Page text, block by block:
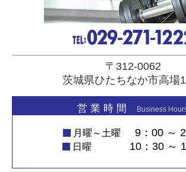
〒312-0062
茨城県ひたちなか市高場
営 業 時 間 Business
月曜～土曜 9：00 ～
日曜 10：30 ～